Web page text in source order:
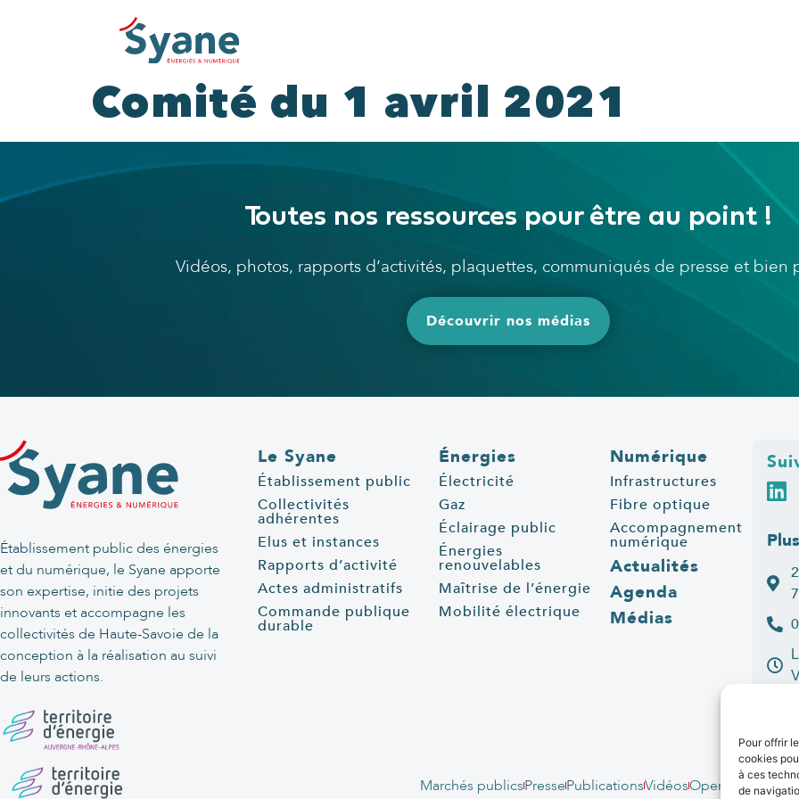
Pour offrir
cookies
à ces
de
Comité du 1 avril 2021
Toutes nos ressources pour être au point !
Vidéos, photos, rapports d’activités, plaquettes, communiqués de presse et
Découvrir nos médias
Établissement public des énergies
et du numérique, le Syane apporte
son expertise, initie des projets
innovants et accompagne les
collectivités de Haute-Savoie de la
conception à la réalisation au suivi
de leurs actions.
Le Syane
Établissement public
Collectivités
adhérentes
Elus et instances
Rapports d’activité
Actes administratifs
Commande publique
durable
Énergies
Électricité
Gaz
Éclairage public
Énergies
renouvelables
Maîtrise de l’énergie
Mobilité électrique
Numérique
Infrastructures
Fibre optique
Accompagnement
numérique
Actualités
Agenda
Médias
Marchés publicsPressePublicationsVidéosOpen data